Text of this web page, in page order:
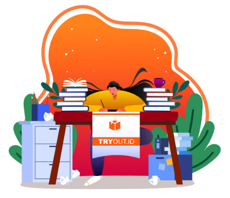
saluran hidung jadi lebih lancar serta hidung
mampet cepat mereda. Posisi ini pun membuat
badan jadi santai serta nyaman, hingga istirahat
Anda jadi lebih maksimal. Istirahat yang
maksimal bakal mempercepat pemulihan
keadaan badan Anda. Konsumsi makanan yang
pedas Bila lendir didalam rongga hidung Anda
cukup kental serta susah di keluarkan, coba
untuk konsumsi makanan yang pedas selaku
upaya menyingkirkan hidung mampet. Dengan
konsumsi makanan yang pedas bakal
memperlebar pembuluh darah di hidung serta
mengencerkan lendir di dalamnya. Badan Anda
pun akal keluarkan keringat yang
mengisyaratkan metabolisme badan jadi